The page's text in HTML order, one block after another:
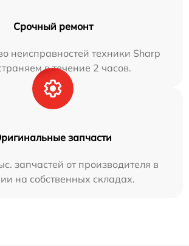
Срочный ремонт
неисправностей техники Sharp
в течение 2 часов.
запчасти
запчастей от производителя в
на собственных складах.